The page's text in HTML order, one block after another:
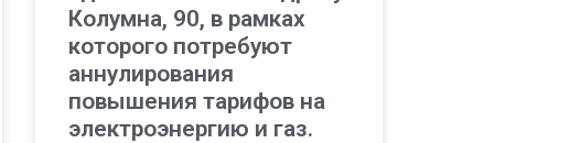
Колумна, 90, в рамках
которого потребуют
аннулирования
повышения тарифов на
электроэнергию и газ.